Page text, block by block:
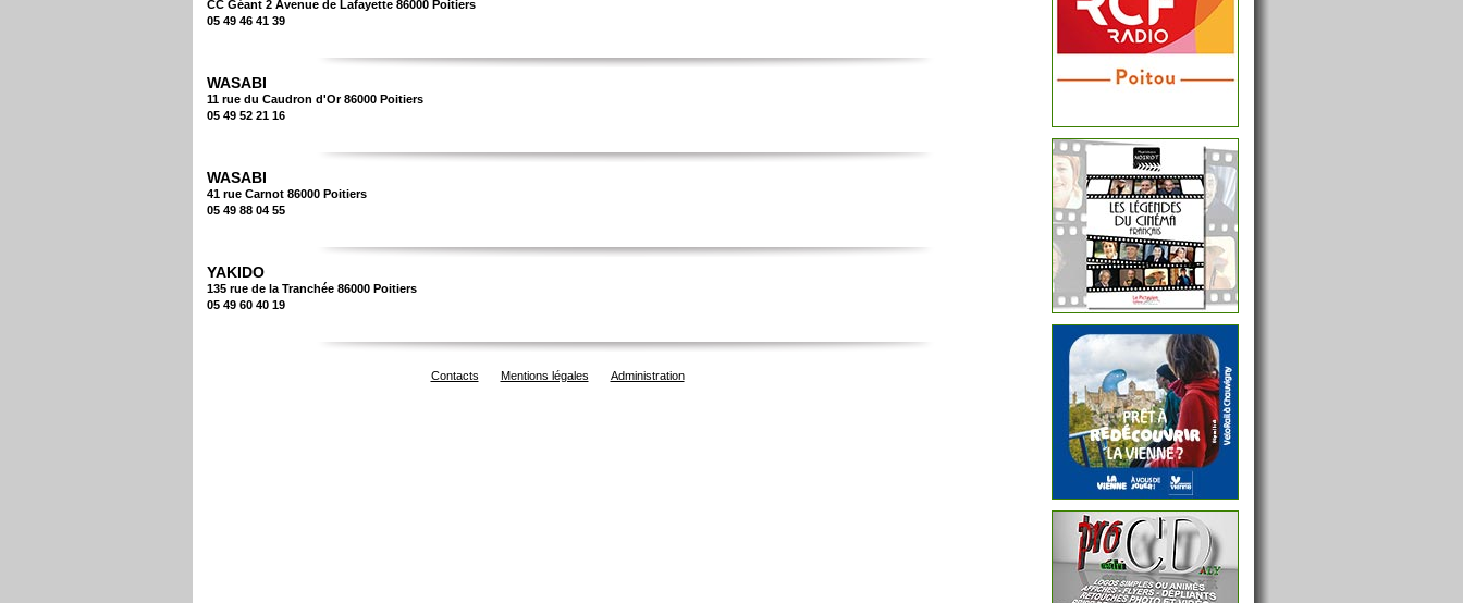
CC Géant 2 Avenue de Lafayette 86000 Poitiers
05 49 46 41 39
WASABI
11 rue du Caudron d'Or 86000 Poitiers
05 49 52 21 16
WASABI
41 rue Carnot 86000 Poitiers
05 49 88 04 55
YAKIDO
135 rue de la Tranchée 86000 Poitiers
05 49 60 40 19
Contacts Mentions légales Administration